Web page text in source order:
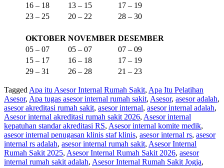
16 – 18
13 – 15
17 – 19
23 – 25
20 – 22 28 – 30
OKTOBER NOVEMBER DESEMBER
05 – 07
05 – 07
07 – 09
15 – 17
16 – 18
17 – 19
29 – 31
26 – 28 21 – 23
Tagged Apa itu Asesor Internal Rumah Sakit, Apa Itu Pelatihan
Asesor, Apa tugas asesor internal rumah sakit, Asesor, asesor adalah,
asesor akreditasi rumah sakit, asesor internal, asesor internal adalah,
Asesor internal akreditasi rumah sakit 2026, Asesor internal
kepatuhan standar akreditasi RS, Asesor internal komite medik,
asesor internal penugasan klinis staf klinis, asesor internal rs, asesor
internal rs adalah, asesor internal rumah sakit, Asesor Internal
Rumah Sakit 2025, Asesor Internal Rumah Sakit 2026, asesor
internal rumah sakit adalah, Asesor Internal Rumah Sakit Jogja,